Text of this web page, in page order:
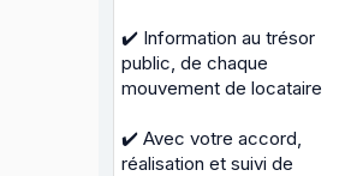
✔️ Information au trésor
public, de chaque
mouvement de locataire
✔️ Avec votre accord,
réalisation et suivi de